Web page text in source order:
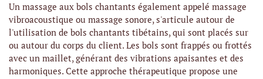
Un massage aux bols chantants également appelé massage
vibroacoustique ou massage sonore, s'articule autour de
l'utilisation de bols chantants tibétains, qui sont placés sur
ou autour du corps du client. Les bols sont frappés ou frottés
avec un maillet, générant des vibrations apaisantes et des
harmoniques. Cette approche thérapeutique propose une